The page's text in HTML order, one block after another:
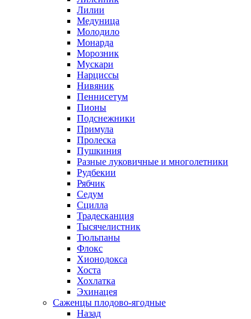
Лилии
Медуница
Молодило
Монарда
Морозник
Мускари
Нарциссы
Нивяник
Пеннисетум
Пионы
Подснежники
Примула
Пролеска
Пушкиния
Разные луковичные и многолетники
Рудбекии
Рябчик
Седум
Сцилла
Традесканция
Тысячелистник
Тюльпаны
Флокс
Хионодокса
Хоста
Хохлатка
Эхинацея
Саженцы плодово-ягодные
Назад